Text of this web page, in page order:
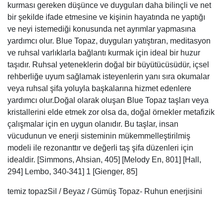
kurması gereken düşünce ve duyguları daha bilinçli ve net
bir şekilde ifade etmesine ve kişinin hayatında ne yaptığı
ve neyi istemediği konusunda net ayrımlar yapmasına
yardımcı olur. Blue Topaz, duyguları yatıştıran, meditasyon
ve ruhsal varlıklarla bağlantı kurmak için ideal bir huzur
taşıdır. Ruhsal yeteneklerin doğal bir büyütücüsüdür, içsel
rehberliğe uyum sağlamak isteyenlerin yanı sıra okumalar
veya ruhsal şifa yoluyla başkalarına hizmet edenlere
yardımcı olur.Doğal olarak oluşan Blue Topaz taşları veya
kristallerini elde etmek zor olsa da, doğal örnekler metafizik
çalışmalar için en uygun olanıdır. Bu taşlar, insan
vücudunun ve enerji sisteminin mükemmelleştirilmiş
modeli ile rezonanttır ve değerli taş şifa düzenleri için
idealdir. [Simmons, Ahsian, 405] [Melody En, 801] [Hall,
294] Lembo, 340-341] 1 [Gienger, 85]
temiz topazSil / Beyaz / Gümüş Topaz- Ruhun enerjisini